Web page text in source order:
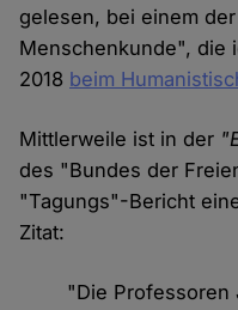
gelesen, bei einem
Menschenkunde", die
2018 beim
Mittlerweile ist in der
des "Bundes der
"Tagungs"-Bericht
Zitat:
"Die Professoren